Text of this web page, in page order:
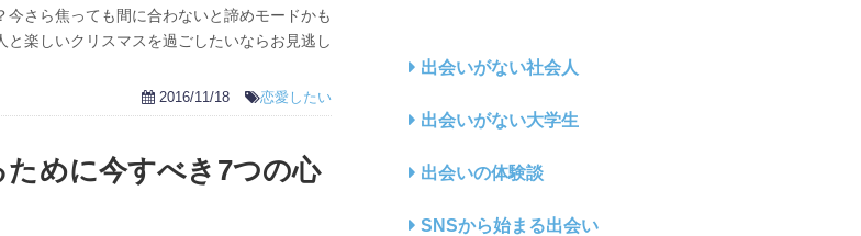
さら焦っても間に合わないと諦めモードかも
楽しいクリスマスを過ごしたいならお見逃し
2016/11/18 恋愛したい
めに今すべき7つの心
出会いがない社会人
出会いがない大学生
出会いの体験談
SNSから始まる出会い